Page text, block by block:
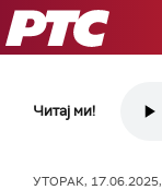
РТС
Читај ми!
УТОРАК,